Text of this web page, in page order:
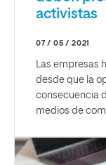
activistas
07 / 05 / 2021
Las empresas
desde que la
consecuencia
medios de